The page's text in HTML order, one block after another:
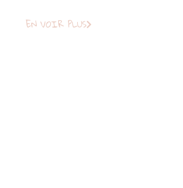
EN VOIR PLUS